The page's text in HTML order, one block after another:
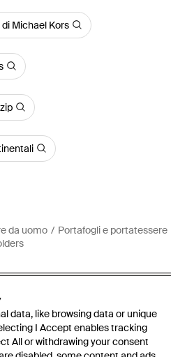
data, like browsing data or unique
I Accept enables tracking
All or withdrawing your consent
Michael Kors
da uomo
Portafogli e portatessere